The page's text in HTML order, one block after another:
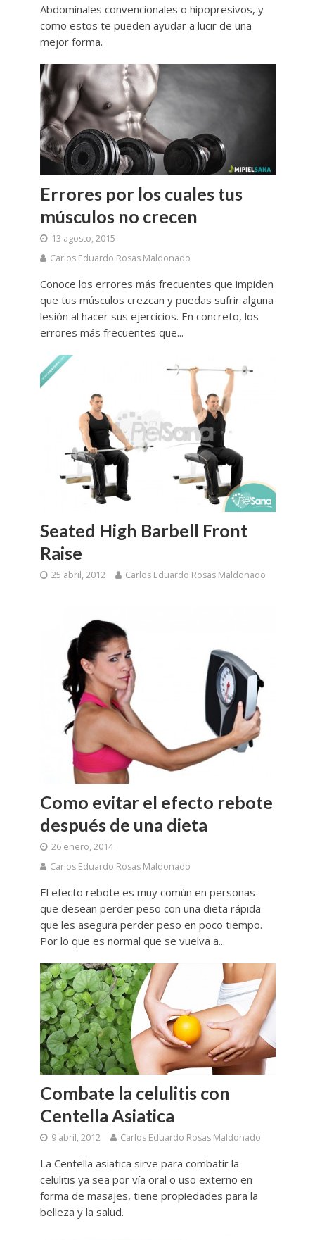
Abdominales convencionales o hipopresivos, y
como estos te pueden ayudar a lucir de una
mejor forma.
Errores por los cuales tus
músculos no crecen
13 agosto, 2015
Carlos Eduardo Rosas Maldonado
Conoce los errores más frecuentes que impiden
que tus músculos crezcan y puedas sufrir alguna
lesión al hacer sus ejercicios. En concreto, los
errores más frecuentes que...
Seated High Barbell Front
Raise
25 abril, 2012 Carlos Eduardo Rosas Maldonado
Como evitar el efecto rebote
después de una dieta
26 enero, 2014
Carlos Eduardo Rosas Maldonado
El efecto rebote es muy común en personas
que desean perder peso con una dieta rápida
que les asegura perder peso en poco tiempo.
Por lo que es normal que se vuelva a...
Combate la celulitis con
Centella Asiatica
9 abril, 2012 Carlos Eduardo Rosas Maldonado
La Centella asiatica sirve para combatir la
celulitis ya sea por vía oral o uso externo en
forma de masajes, tiene propiedades para la
belleza y la salud.